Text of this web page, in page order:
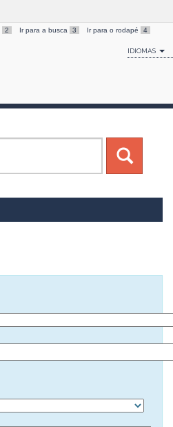
2 Ir para a busca 3 Ir para o rodapé 4
IDIOMAS